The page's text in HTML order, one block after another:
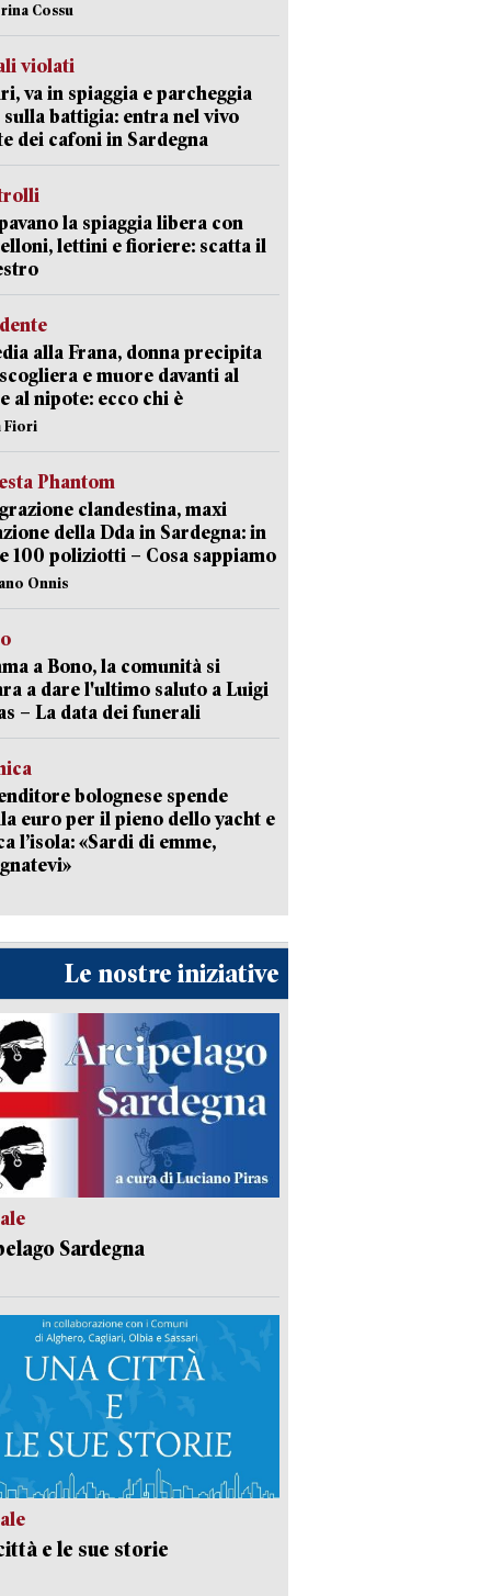
Cossu
violati
va in spiaggia e parcheggia
sulla battigia: entra nel vivo
dei cafoni in Sardegna
la spiaggia libera con
lettini e fioriere: scatta il
alla Frana, donna precipita
e muore davanti al
al nipote: ecco chi è
Fiori
Phantom
clandestina, maxi
della Dda in Sardegna: in
100 poliziotti – Cosa sappiamo
Onnis
a Bono, la comunità si
a dare l'ultimo saluto a Luigi
– La data dei funerali
bolognese spende
euro per il pieno dello yacht e
l’isola: «Sardi di emme,
Le nostre iniziative
Sardegna
e le sue storie